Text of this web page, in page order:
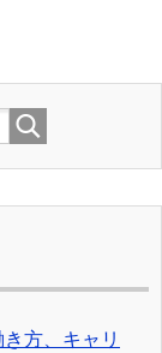
方、キャリ